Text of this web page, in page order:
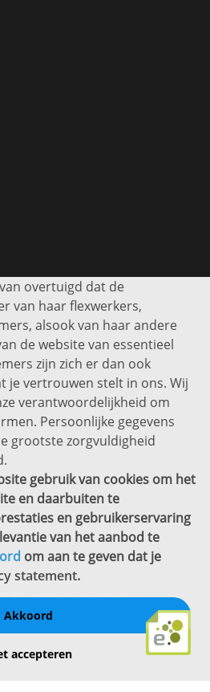
301
overtuigd dat de
van haar flexwerkers,
alsook van haar andere
de website van essentieel
zijn zich er dan ook
je vertrouwen stelt in ons. Wij
verantwoordelijkheid om
Persoonlijke gegevens
grootste zorgvuldigheid
gebruik van cookies om het
en daarbuiten te
en gebruikerservaring
van het aanbod te
om aan te geven dat je
statement.
Akkoord
accepteren